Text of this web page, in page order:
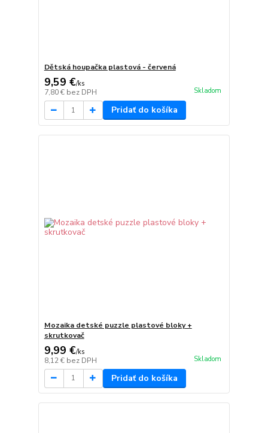
Dětská houpačka plastová - červená
9,59 €/ks
7,80 € bez DPH Skladom
Pridať do košíka
Mozaika detské puzzle plastové bloky +
skrutkovač
9,99 €/ks
8,12 € bez DPH Skladom
Pridať do košíka